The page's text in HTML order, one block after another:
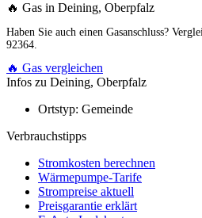
🔥 Gas in Deining, Oberpfalz
Haben Sie auch einen Gasanschluss?
92364.
🔥 Gas vergleichen
Infos zu Deining, Oberpfalz
Ortstyp: Gemeinde
Verbrauchstipps
Stromkosten berechnen
Wärmepumpe-Tarife
Strompreise aktuell
Preisgarantie erklärt